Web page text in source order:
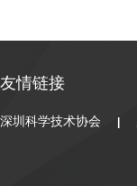
友情链接
深圳科学技术协会